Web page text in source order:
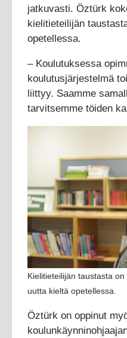
jatkuvasti. Öztürk
kielitieteilijän
opetellessa.
– Koulutuksessa
koulutusjärjestelmä
liittyy. Saamme
tarvitsemme töiden
Kielitieteilijän taustasta
uutta kieltä opetellessa.
Öztürk on oppinut